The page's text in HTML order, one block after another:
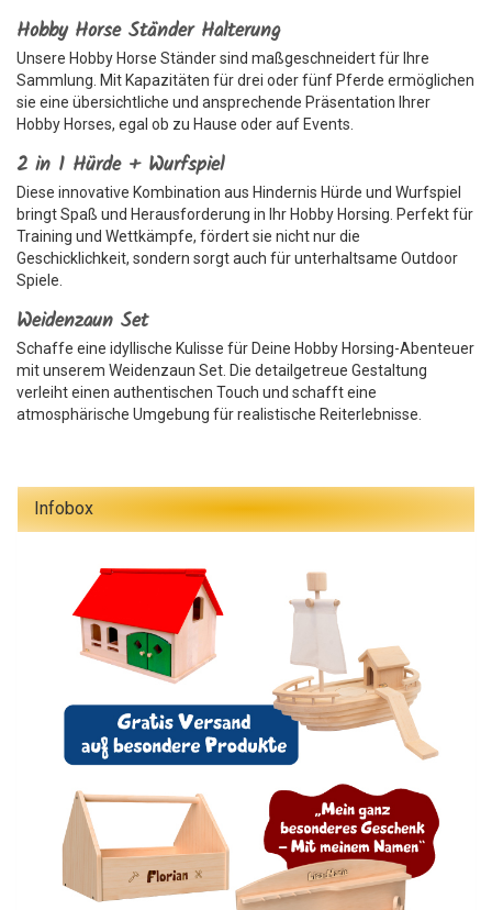
Hobby Horse Ständer Halterung
Unsere Hobby Horse Ständer sind maßgeschneidert für Ihre
Sammlung. Mit Kapazitäten für drei oder fünf Pferde ermöglichen
sie eine übersichtliche und ansprechende Präsentation Ihrer
Hobby Horses, egal ob zu Hause oder auf Events.
2 in 1 Hürde + Wurfspiel
Diese innovative Kombination aus Hindernis Hürde und Wurfspiel
bringt Spaß und Herausforderung in Ihr Hobby Horsing. Perfekt für
Training und Wettkämpfe, fördert sie nicht nur die
Geschicklichkeit, sondern sorgt auch für unterhaltsame Outdoor
Spiele.
Weidenzaun Set
Schaffe eine idyllische Kulisse für Deine Hobby Horsing-Abenteuer
mit unserem Weidenzaun Set. Die detailgetreue Gestaltung
verleiht einen authentischen Touch und schafft eine
atmosphärische Umgebung für realistische Reiterlebnisse.
Infobox